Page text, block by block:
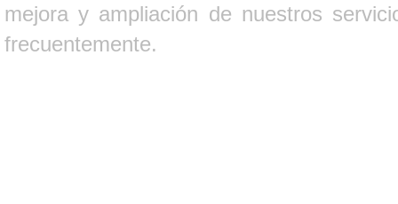
mejora y ampliación de nuestros
frecuentemente.